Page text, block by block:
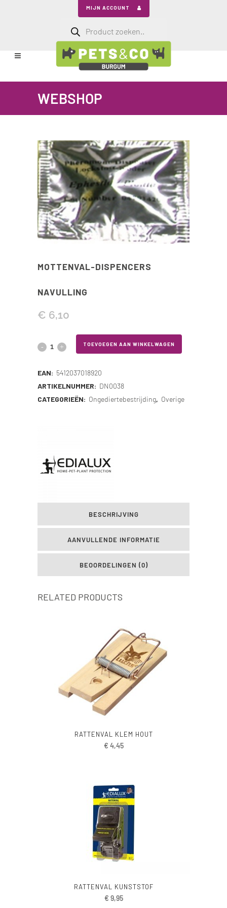
zoeken
MIJN ACCOUNT
WEBSHOP
MOTTENVAL-DISPENCERS
NAVULLING
€ 6,10
Mottenval-
Navulling
quantity
TOEVOEGEN AAN WINKELWAGEN
EAN: 5412037018920
ARTIKELNUMMER: DN0038
CATEGORIEËN: Ongediertebestrijding, Overige
BESCHRIJVING
AANVULLENDE INFORMATIE
BEOORDELINGEN (0)
RELATED PRODUCTS
RATTENVAL KLEM HOUT
€ 4,45
RATTENVAL KUNSTSTOF
€ 9,95